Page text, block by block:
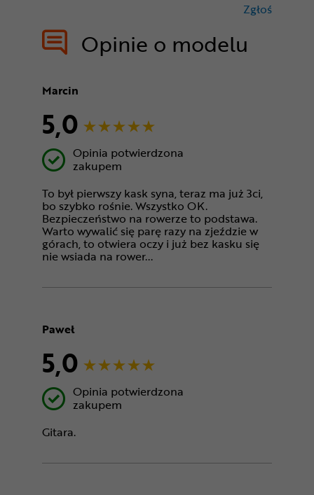
Opinie o modelu
Zgłoś
Marcin
5,0
Opinia potwierdzona
zakupem
To był pierwszy kask syna, teraz ma już 3ci,
bo szybko rośnie. Wszystko OK.
Bezpieczeństwo na rowerze to podstawa.
Warto wywalić się parę razy na zjeździe w
górach, to otwiera oczy i już bez kasku się
nie wsiada na rower...
Paweł
5,0
Opinia potwierdzona
zakupem
Gitara.